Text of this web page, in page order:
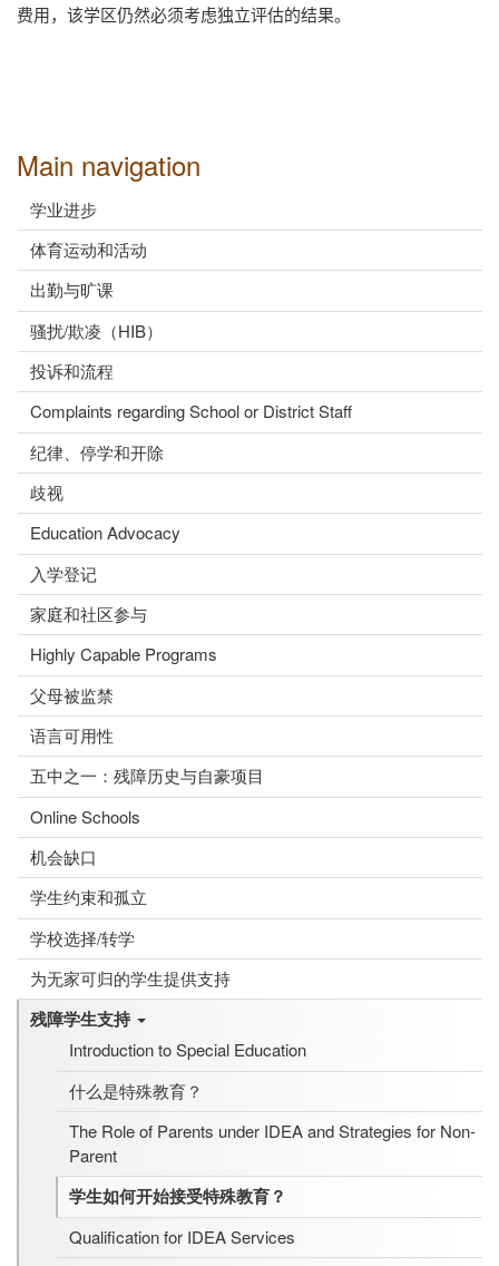
Main navigation
学业进步
体育运动和活动
出勤与旷课
骚扰/欺凌（HIB）
投诉和流程
Complaints regarding School or District Staff
纪律、停学和开除
歧视
Education Advocacy
入学登记
家庭和社区参与
Highly Capable Programs
父母被监禁
语言可用性
五中之一：残障历史与自豪项目
Online Schools
机会缺口
学生约束和孤立
学校选择/转学
为无家可归的学生提供支持
残障学生支持
Introduction to Special Education
什么是特殊教育？
The Role of Parents under IDEA and Strategies for Non-
Parent
学生如何开始接受特殊教育？
Qualification for IDEA Services
费用，该学区仍然必须考虑独立评估的结果。